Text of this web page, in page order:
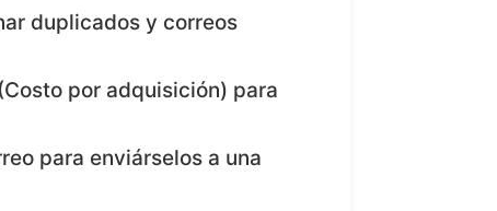
duplicados y correos
por adquisición) para
para enviárselos a una